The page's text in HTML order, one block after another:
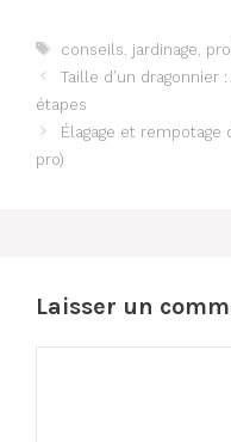
Étiquettes
conseils jardinage
Taille d’un
étapes
Élagage et
pro)
Laisser un